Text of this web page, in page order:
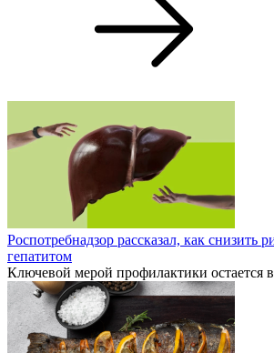
Роспотребнадзор рассказал, как снизить
гепатитом
Ключевой мерой профилактики остается